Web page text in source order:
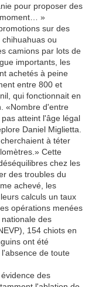
pour proposer des
moment… »
sur des
ou
camions par lots de
importants, les
achetés à peine
entre 800 et
qui fonctionnait en
«Nombre d'entre
atteint l'âge légal
Daniel Miglietta.
à téter
Cette
chez les
des troubles du
achevé, les
calculs un taux
opérations menées
des
154 chiots en
ont été
de toute
des